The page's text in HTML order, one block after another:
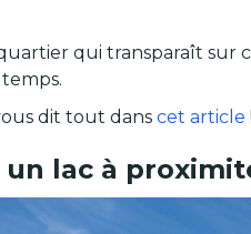
qui transparaît sur
dit tout danscet article !
lac à